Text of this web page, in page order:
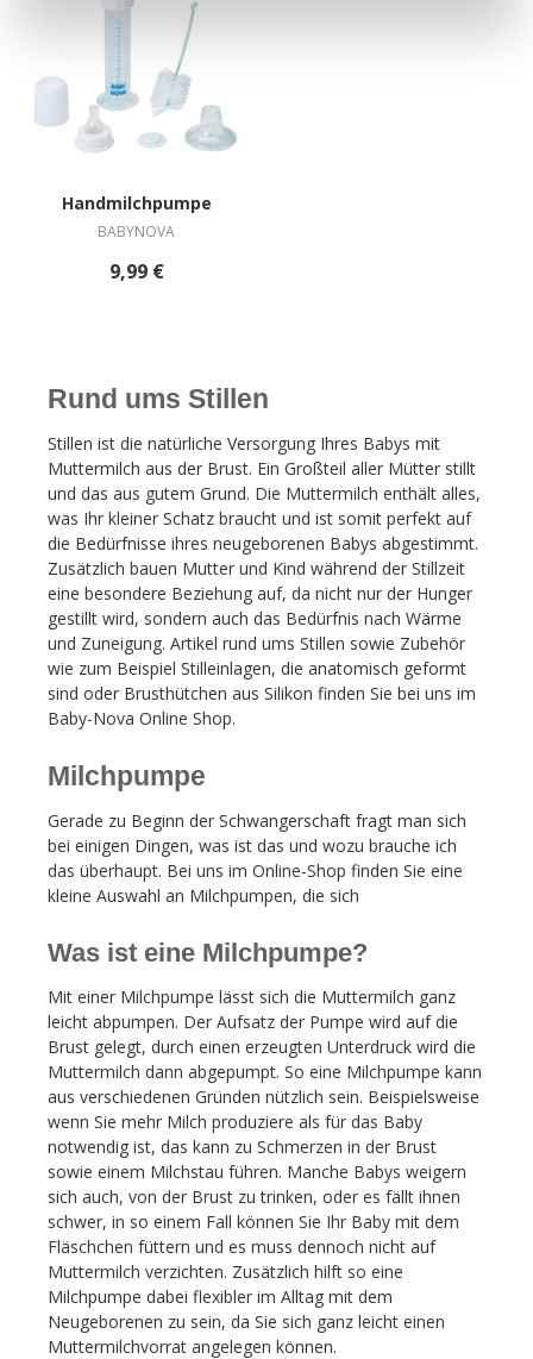
Handmilchpumpe
BABYNOVA
9,99 €
Rund ums Stillen
Stillen ist die natürliche Versorgung Ihres Babys mit
Muttermilch aus der Brust. Ein Großteil aller Mütter stillt
und das aus gutem Grund. Die Muttermilch enthält alles,
was Ihr kleiner Schatz braucht und ist somit perfekt auf
die Bedürfnisse ihres neugeborenen Babys abgestimmt.
Zusätzlich bauen Mutter und Kind während der Stillzeit
eine besondere Beziehung auf, da nicht nur der Hunger
gestillt wird, sondern auch das Bedürfnis nach Wärme
und Zuneigung. Artikel rund ums Stillen sowie Zubehör
wie zum Beispiel Stilleinlagen, die anatomisch geformt
sind oder Brusthütchen aus Silikon finden Sie bei uns im
Baby-Nova Online Shop.
Milchpumpe
Gerade zu Beginn der Schwangerschaft fragt man sich
bei einigen Dingen, was ist das und wozu brauche ich
das überhaupt. Bei uns im Online-Shop finden Sie eine
kleine Auswahl an Milchpumpen, die sich
Was ist eine Milchpumpe?
Mit einer Milchpumpe lässt sich die Muttermilch ganz
leicht abpumpen. Der Aufsatz der Pumpe wird auf die
Brust gelegt, durch einen erzeugten Unterdruck wird die
Muttermilch dann abgepumpt. So eine Milchpumpe kann
aus verschiedenen Gründen nützlich sein. Beispielsweise
wenn Sie mehr Milch produziere als für das Baby
notwendig ist, das kann zu Schmerzen in der Brust
sowie einem Milchstau führen. Manche Babys weigern
sich auch, von der Brust zu trinken, oder es fällt ihnen
schwer, in so einem Fall können Sie Ihr Baby mit dem
Fläschchen füttern und es muss dennoch nicht auf
Muttermilch verzichten. Zusätzlich hilft so eine
Milchpumpe dabei flexibler im Alltag mit dem
Neugeborenen zu sein, da Sie sich ganz leicht einen
Muttermilchvorrat angelegen können.